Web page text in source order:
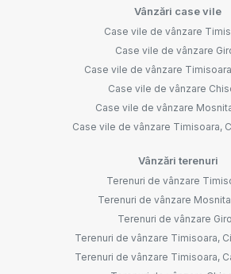
Vânzări case vile
Case vile de vânzare
Case vile de vânzare
Case vile de vânzare
Case vile de vânzare
Case vile de vânzare
Case vile de vânzare Timisoara,
Vânzări terenuri
Terenuri de vânzare
Terenuri de vânzare
Terenuri de vânzare
Terenuri de vânzare Timisoara,
Terenuri de vânzare Timisoara,